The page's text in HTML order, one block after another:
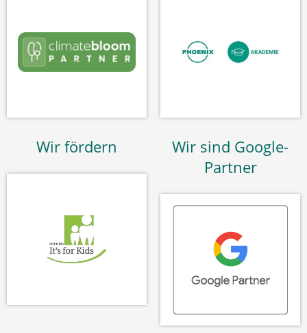
Wir fördern
Wir sind Google-
Partner